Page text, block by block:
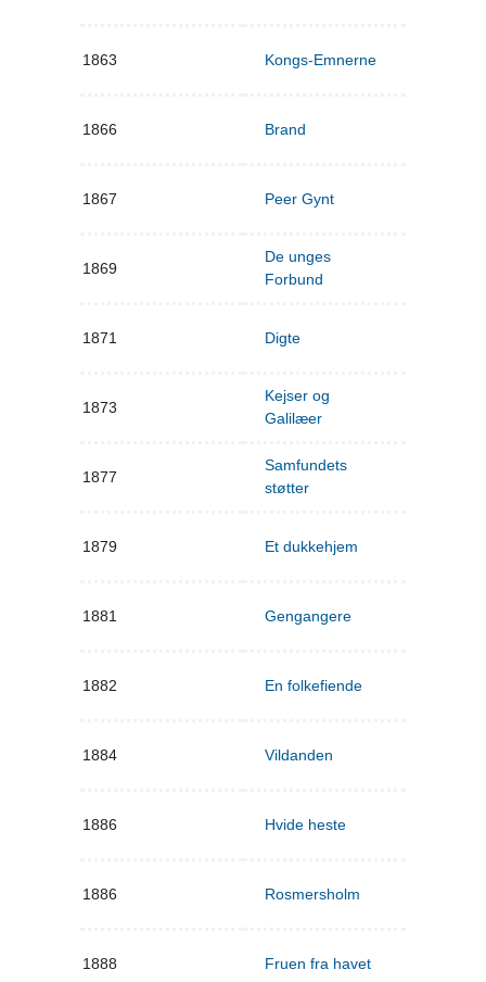
1863 Kongs-Emnerne
1866 Brand
1867 Peer Gynt
1869
De unges
Forbund
1871 Digte
1873
Kejser og
Galilæer
1877
Samfundets
støtter
1879 Et dukkehjem
1881 Gengangere
1882 En folkefiende
1884 Vildanden
1886 Hvide heste
1886 Rosmersholm
1888 Fruen fra havet